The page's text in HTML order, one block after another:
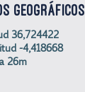
GEOGRÁFICOS
36,724422
-4,418668
26m